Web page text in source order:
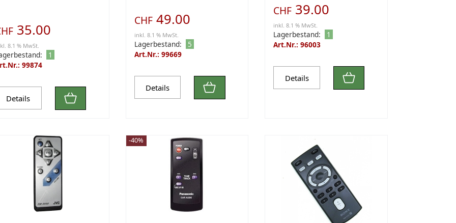
35.00
8.1 % MwSt.
1
99874
Details
CHF49.00
inkl. 8.1 % MwSt.
Lagerbestand:
5
Art.Nr.: 99669
Details
CHF 39.00
inkl. 8.1 % MwSt.
Lagerbestand:
1
Art.Nr.: 96003
Details
-40%